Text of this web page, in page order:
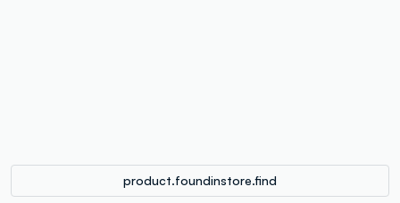
product.foundinstore.find